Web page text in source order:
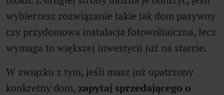
wybierzesz rozwiązanie takie jak dom pasywny
czy przydomowa instalacja fotowoltaiczna, lecz
wymaga to większej inwestycji już na starcie.
W związku z tym, jeśli masz już upatrzony
konkretny dom, zapytaj sprzedającego o